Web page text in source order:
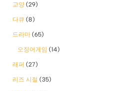
교양 (29)
다큐 (8)
드라마 (65)
오징어게임 (14)
래퍼 (27)
리즈 시절 (35)